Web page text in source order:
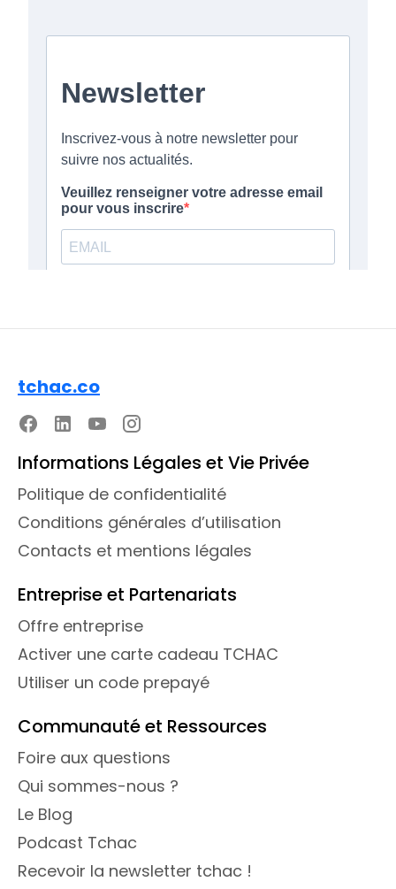
tchac.co
Informations Légales et Vie Privée
Politique de confidentialité
Conditions générales d’utilisation
Contacts et mentions légales
Entreprise et Partenariats
Offre entreprise
Activer une carte cadeau TCHAC
Utiliser un code prepayé
Communauté et Ressources
Foire aux questions
Qui sommes-nous ?
Le Blog
Podcast Tchac
Recevoir la newsletter tchac !